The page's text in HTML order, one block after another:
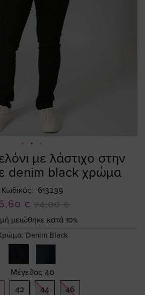
με λάστιχο στην
denim black χρώμα
Κωδικός 613239
€ 74,00 €
μειώθηκε κατά 10%
Denim Black
Μέγεθος 40
42 44 46